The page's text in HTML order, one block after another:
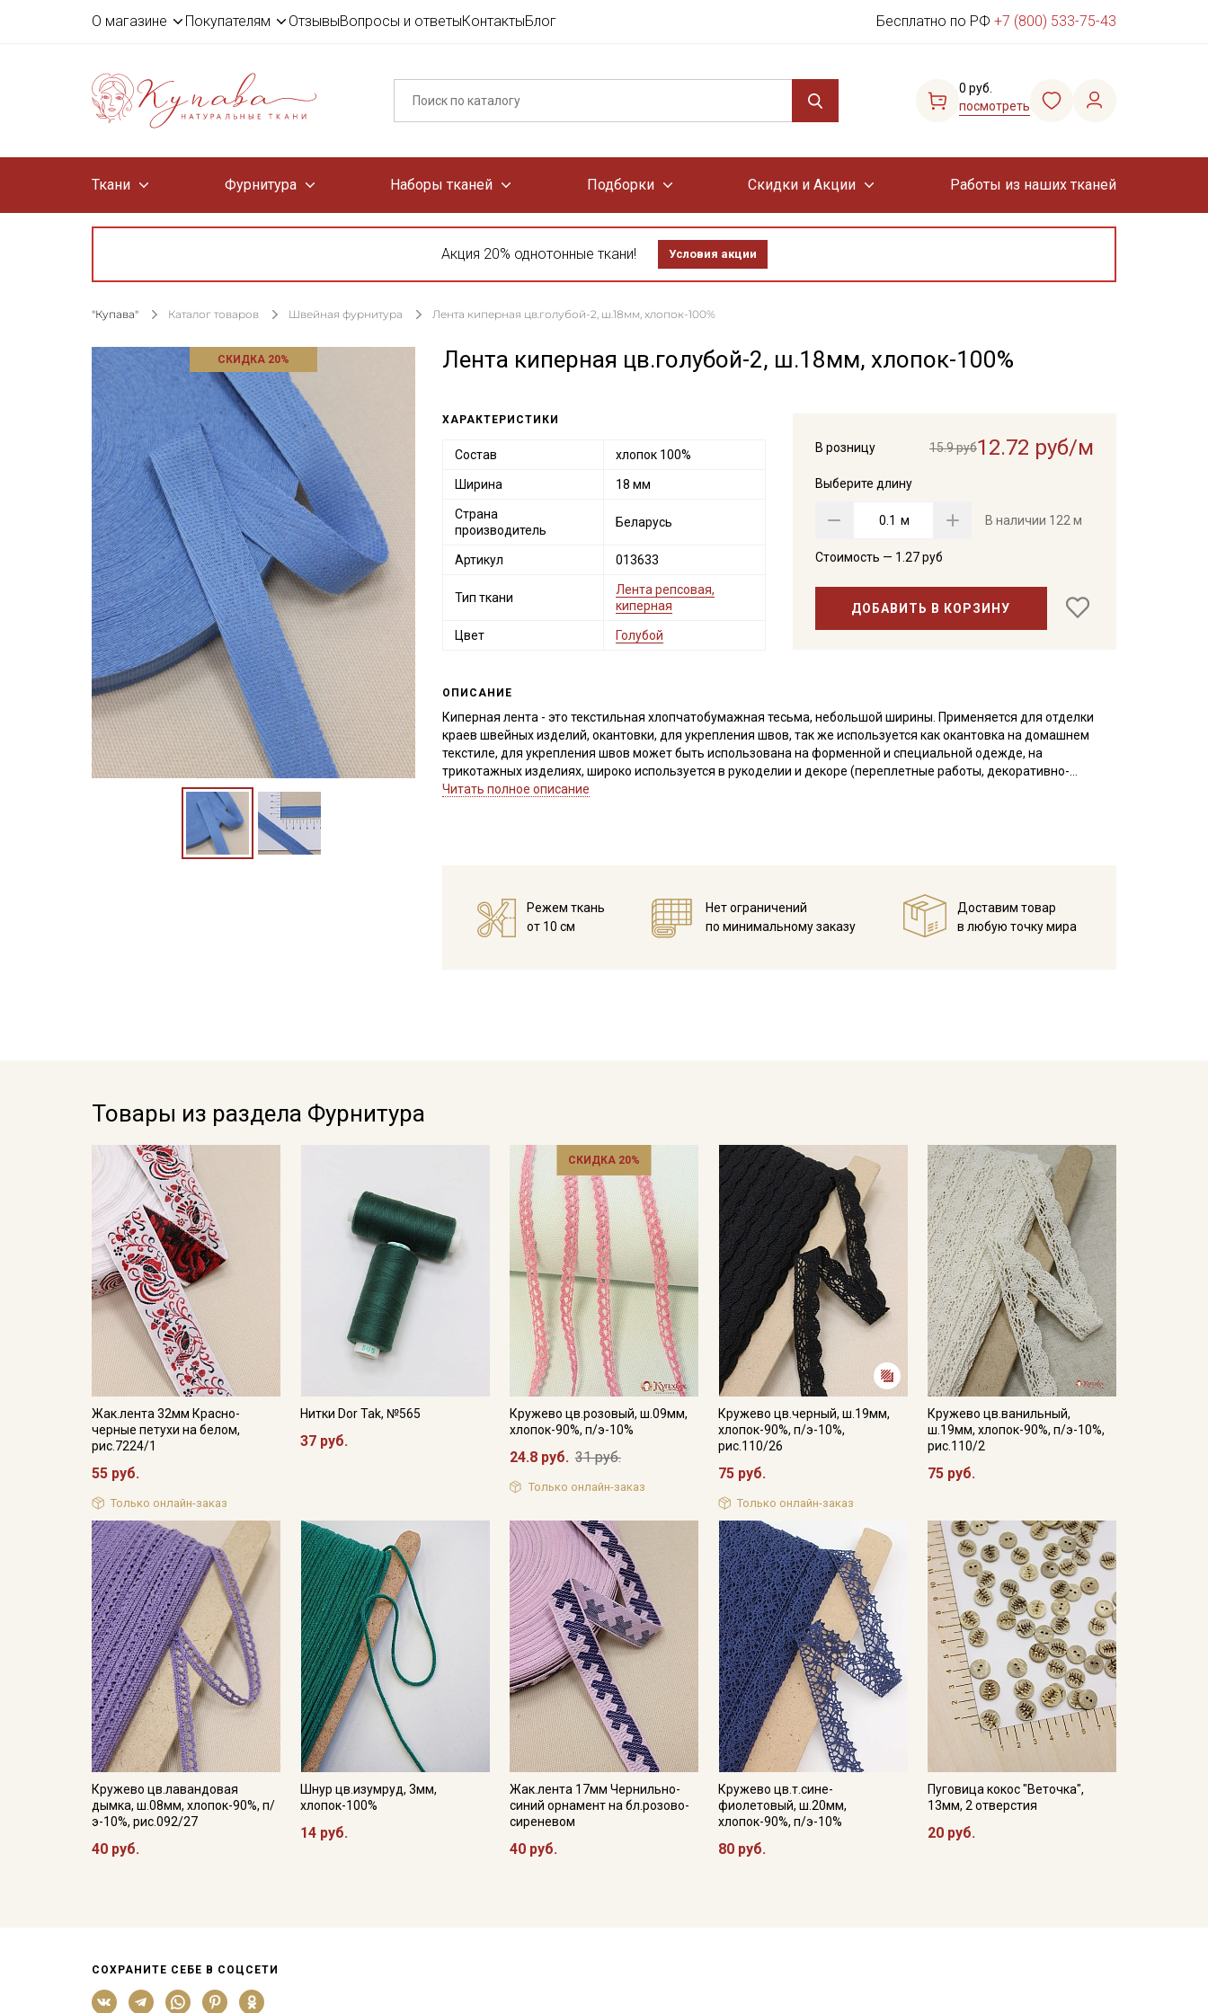
О магазине Покупателям ОтзывыВопросы и ответыКонтактыБлог Бесплатно по РФ +7 (800) 533-75-43
0 руб.
посмотреть
Ткани Фурнитура Наборы тканей Подборки Скидки и Акции Работы из наших тканей
Акция 20% однотонные ткани! Условия акции
"Купава" Каталог товаров Швейная фурнитура Лента киперная цв.голубой-2, ш.18мм, хлопок-100%
СКИДКА 20% Лента киперная цв.голубой-2, ш.18мм, хлопок-100%
В розницу 15.9 руб12.72 руб/м
Выберите длину
м В наличии 122 м
Стоимость — 1.27руб
ДОБАВИТЬ В КОРЗИНУ
ХАРАКТЕРИСТИКИ
Состав хлопок 100%
Ширина 18 мм
Страна
производитель
Беларусь
Артикул 013633
Тип ткани
Лента репсовая,
киперная
Цвет Голубой
ОПИСАНИЕ
Киперная лента - это текстильная хлопчатобумажная тесьма, небольшой ширины. Применяется для отделки
краев швейных изделий, окантовки, для укрепления швов, так же используется как окантовка на домашнем
текстиле, для укрепления швов может быть использована на форменной и специальной одежде, на
трикотажных изделиях, широко используется в рукоделии и декоре (переплетные работы, декоративно-
прикладное творчество).
Читать полное описание
Режем ткань
от 10 см
Нет ограничений
по минимальному заказу
Доставим товар
в любую точку мира
Товары из раздела Фурнитура
Жак.лента 32мм Красно-
черные петухи на белом,
рис.7224/1
55 руб.
Только онлайн-заказ
Нитки Dor Tak, №565
37 руб.
СКИДКА 20%
Кружево цв.розовый, ш.09мм,
хлопок-90%, п/э-10%
24.8 руб. 31 руб.
Только онлайн-заказ
Кружево цв.черный, ш.19мм,
хлопок-90%, п/э-10%,
рис.110/26
75 руб.
Только онлайн-заказ
Кружево цв.ванильный,
ш.19мм, хлопок-90%, п/э-10%,
рис.110/2
75 руб.
Кружево цв.лавандовая
дымка, ш.08мм, хлопок-90%, п/
э-10%, рис.092/27
40 руб.
Шнур цв.изумруд, 3мм,
хлопок-100%
14 руб.
Жак.лента 17мм Чернильно-
синий орнамент на бл.розово-
сиреневом
40 руб.
Кружево цв.т.сине-
фиолетовый, ш.20мм,
хлопок-90%, п/э-10%
80 руб.
Пуговица кокос "Веточка",
13мм, 2 отверстия
20 руб.
СОХРАНИТЕ СЕБЕ В СОЦСЕТИ
категории тканей
Электронная почта
Подписаться
Ознакомлен(а) сПолитикой обработки персональных
Согласие на обработку персональных
Согласие на получение рекламных и
информационных рассылок